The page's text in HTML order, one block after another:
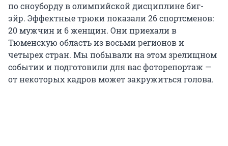
по сноуборду в олимпийской дисциплине биг-
эйр. Эффектные трюки показали 26 спортсменов:
20 мужчин и 6 женщин. Они приехали в
Тюменскую область из восьми регионов и
четырех стран. Мы побывали на этом зрелищном
событии и подготовили для вас фоторепортаж —
от некоторых кадров может закружиться голова.